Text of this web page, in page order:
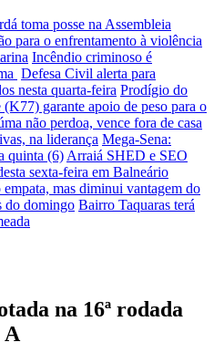
toma posse na Assembleia
para o enfrentamento à violência
Incêndio criminoso é
Defesa Civil alerta para
nesta quarta-feira Prodígio do
garante apoio de peso para o
não perdoa, vence fora de casa
na liderança Mega-Sena:
quinta (6) Arraiá SHED e SEO
sexta-feira em Balneário
mas diminui vantagem do
do domingo Bairro Taquaras terá
na 16ª rodada
A